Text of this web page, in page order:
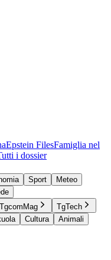
Epstein FilesFamiglia nel
i dossier
Sport
Meteo
TgcomMag
TgTech
Cultura
Animali